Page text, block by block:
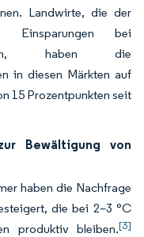
Landwirte, die der
Einsparungen bei
haben die
in diesen Märkten auf
15 Prozentpunkten seit
Bewältigung von
haben die Nachfrage
die bei 2–3 °C
produktiv bleiben.[3]